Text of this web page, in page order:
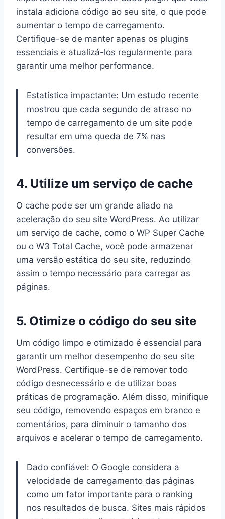
instala adiciona código ao seu site, o que pode
aumentar o tempo de carregamento.
Certifique-se de manter apenas os plugins
essenciais e atualizá-los regularmente para
garantir uma melhor performance.
Estatística impactante: Um estudo recente
mostrou que cada segundo de atraso no
tempo de carregamento de um site pode
resultar em uma queda de 7% nas
conversões.
4. Utilize um serviço de cache
O cache pode ser um grande aliado na
aceleração do seu site WordPress. Ao utilizar
um serviço de cache, como o WP Super Cache
ou o W3 Total Cache, você pode armazenar
uma versão estática do seu site, reduzindo
assim o tempo necessário para carregar as
páginas.
5. Otimize o código do seu site
Um código limpo e otimizado é essencial para
garantir um melhor desempenho do seu site
WordPress. Certifique-se de remover todo
código desnecessário e de utilizar boas
práticas de programação. Além disso, minifique
seu código, removendo espaços em branco e
comentários, para diminuir o tamanho dos
arquivos e acelerar o tempo de carregamento.
Dado confiável: O Google considera a
velocidade de carregamento das páginas
como um fator importante para o ranking
nos resultados de busca. Sites mais rápidos